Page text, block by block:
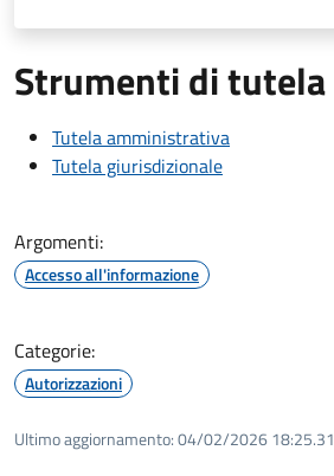
Strumenti di tutela
Tutela amministrativa
Tutela giurisdizionale
Argomenti:
Accesso all'informazione
Categorie:
Autorizzazioni
Ultimo aggiornamento:04/02/2026 18:25.31